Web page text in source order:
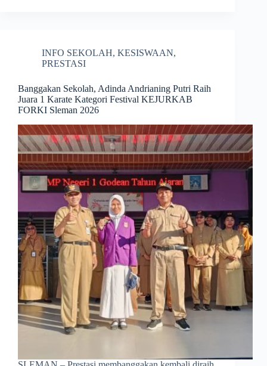
INFO SEKOLAH, KESISWAAN,
PRESTASI
Banggakan Sekolah, Adinda Andrianing Putri Raih
Juara 1 Karate Kategori Festival KEJURKAB
FORKI Sleman 2026